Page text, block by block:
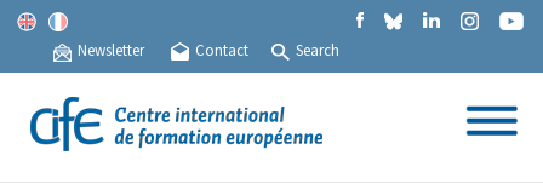
Newsletter Contact Search